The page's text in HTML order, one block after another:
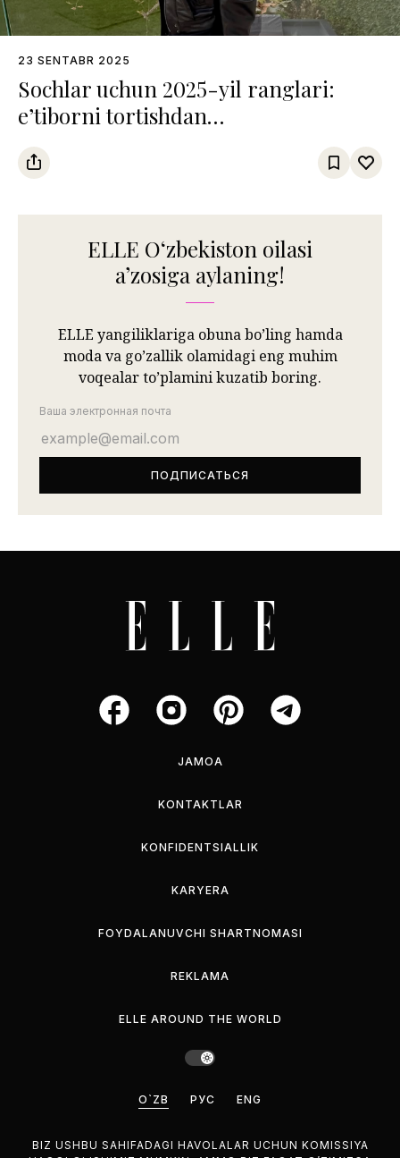
23 SENTABR 2025
Sochlar uchun 2025-yil ranglari:
e’tiborni tortishdan
qo‘rqmaydiganlarga atalgan trendlar
ELLE Oʻzbekiston oilasi
aʼzosiga aylaning!
ELLE yangiliklariga obuna bo’ling hamda
moda va go’zallik olamidagi eng muhim
voqealar to’plamini kuzatib boring.
Ваша электронная почта
JAMOA
KONTAKTLAR
KONFIDENTSIALLIK
KARYERA
FOYDALANUVCHI SHARTNOMASI
REKLAMA
ELLE AROUND THE WORLD
O`ZB РУС ENG
BIZ USHBU SAHIFADAGI HAVOLALAR UCHUN KOMISSIYA